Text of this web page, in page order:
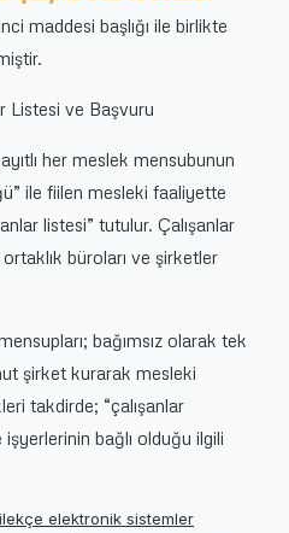
maddesi başlığı ile birlikte
Listesi ve Başvuru
her meslek mensubunun
ile fiilen mesleki faaliyette
listesi” tutulur. Çalışanlar
büroları ve şirketler
bağımsız olarak tek
şirket kurarak mesleki
takdirde; “çalışanlar
bağlı olduğu ilgili
elektronik sistemler